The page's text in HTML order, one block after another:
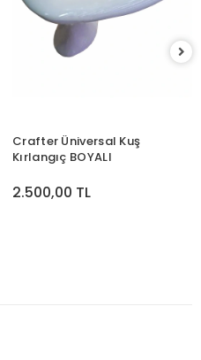
Crafter Üniversal Kuş
Kırlangıç BOYALI
2.500,00 TL